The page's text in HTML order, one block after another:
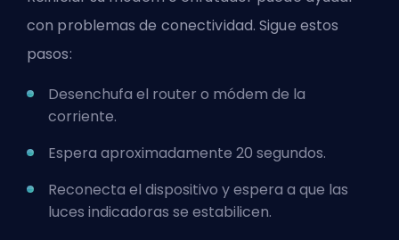
con problemas de conectividad. Sigue estos
pasos:
Desenchufa el router o módem de la
corriente.
Espera aproximadamente 20 segundos.
Reconecta el dispositivo y espera a que las
luces indicadoras se estabilicen.